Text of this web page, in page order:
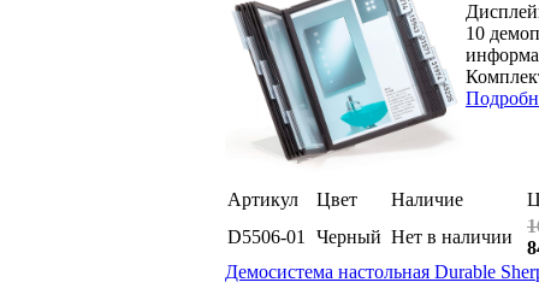
10
Артикул Цвет Наличие
D5506-01 Черный Нет в наличии
Демосистема настольная Durable